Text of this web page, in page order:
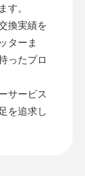
す。
換実績を
ターま
ったプロ
サービス
を追求し